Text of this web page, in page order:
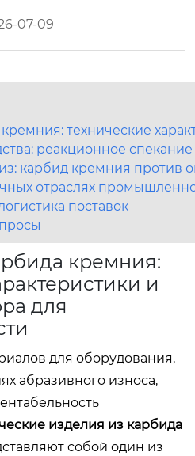
07-09
технические
реакционное
карбид кремния против
отраслях
поставок
кремния:
и
для
для оборудования,
абразивного износа,
изделия из карбида
собой один из